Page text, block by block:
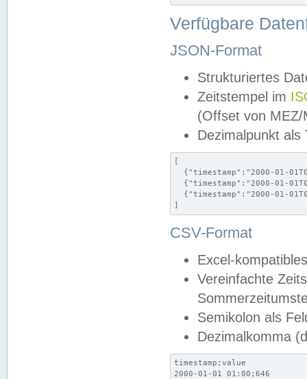
Verfügbare
JSON-Format
Strukturiertes
Zeitstempel im
(Offset von MEZ/
Dezimalpunkt als
[
{"timestamp":"2000-01-
{"timestamp":"2000-01-
{"timestamp":"2000-01-
]
CSV-Format
Excel-
Vereinfachte
Semikolon als
Dezimalkomma
timestamp;value
2000-01-01 01:00;646